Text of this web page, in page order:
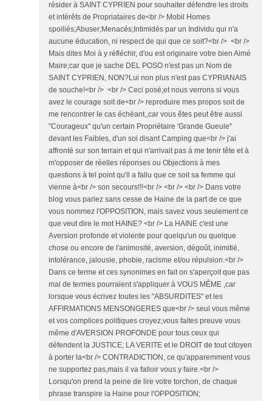
résider à SAINT CYPRIEN pour souhaiter défendre les droits
et intérêts de Propriataires de<br /> Mobil Homes
spoiliés;Abuser;Menacés;Intimidés par un Individu qui n'a
aucune éducation, ni respect de qui que ce soit?<br /> <br />
Mais dites Moi à y réfléchir, d'ou est originaire votre bien Aimé
Maire;car que je sache DEL POSO n'est pas un Nom de
SAINT CYPRIEN, NON?Lui non plus n'est pas CYPRIANAIS
de souche!<br /> <br /> Ceci posé;et nous verrons si vous
avez le courage soit de<br /> reproduire mes propos soit de
me rencontrer le cas échéant,,car vous êtes peut être aussi
"Courageux" qu'un certain Propriétaire 'Grande Gueule"
devant les Faibles, d'un soi disant Camping que<br /> j'ai
affronté sur son terrain et qui n'arrivait pas à me tenir tête et à
m'opposer de réelles réponses ou Objections à mes
questions à tel point qu'il a fallu que ce soit sa femme qui
vienne à<br /> son secours!!!<br /> <br /> <br /> Dans votre
blog vous parlez sans cesse de Haine de la part de ce que
vous nommez l'OPPOSITION, mais savez vous seulement ce
que veut dire le mot HAINE? <br /> La HAINE c'est une
Aversion profonde et violente pour quelqu'un ou quelque
chose ou encore de l'animosité, aversion, dégoût, inimitié,
intolérance, jalousie, phobie, racisme et/ou répulsion.<br />
Dans ce terme et ces synonimes en fait on s'aperçoit que pas
mal de termes pourraient s'appliquer à VOUS MÊME ,car
lorsque vous écrivez toutes les "ABSURDITES" et les
AFFIRMATIONS MENSONGERES que<br /> seul vous même
et vos complices politiques croyez,vous faites preuve vous
même d'AVERSION PROFONDE pour tous ceux qui
défendent la JUSTICE; LA VERITE et le DROIT de tout citoyen
à porter la<br /> CONTRADICTION, ce qu'apparemment vous
ne supportez pas,mais il va falloir vous y faire.<br />
Lorsqu'on prend la peine de lire votre torchon, de chaque
phrase transpire la Haine pour l'OPPOSITION;